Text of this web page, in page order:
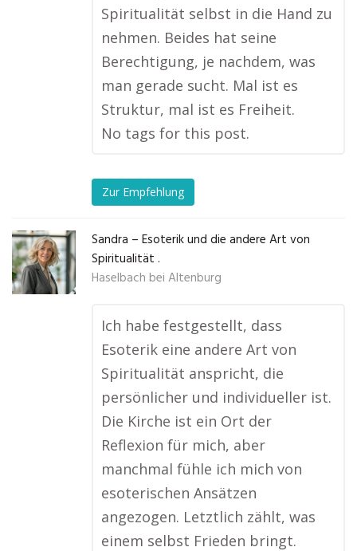
Spiritualität selbst in die Hand zu
nehmen. Beides hat seine
Berechtigung, je nachdem, was
man gerade sucht. Mal ist es
Struktur, mal ist es Freiheit.
No tags for this post.
Zur Empfehlung
Sandra – Esoterik und die andere Art von
Spiritualität .
Haselbach bei Altenburg
Ich habe festgestellt, dass
Esoterik eine andere Art von
Spiritualität anspricht, die
persönlicher und individueller ist.
Die Kirche ist ein Ort der
Reflexion für mich, aber
manchmal fühle ich mich von
esoterischen Ansätzen
angezogen. Letztlich zählt, was
einem selbst Frieden bringt.